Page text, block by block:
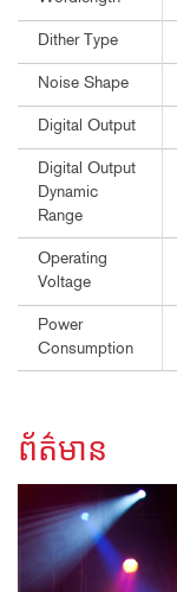
Dither Type
Noise Shape
Digital Output
Digital Output
Dynamic
Range
Operating
Voltage
Power
Consumption
ព័ត៌មាន